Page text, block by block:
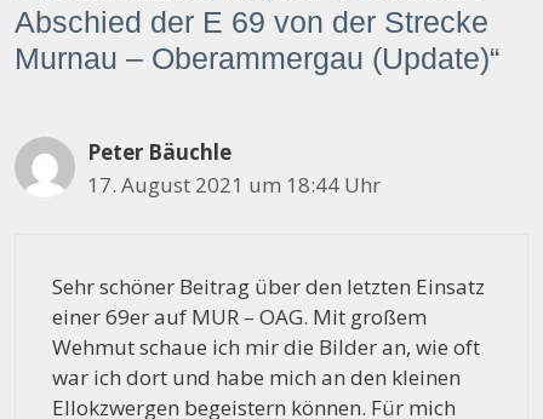
Abschied der E 69 von der Strecke
Murnau – Oberammergau (Update)“
Peter Bäuchle
17. August 2021 um 18:44 Uhr
Sehr schöner Beitrag über den letzten Einsatz
einer 69er auf MUR – OAG. Mit großem
Wehmut schaue ich mir die Bilder an, wie oft
war ich dort und habe mich an den kleinen
Ellokzwergen begeistern können. Für mich